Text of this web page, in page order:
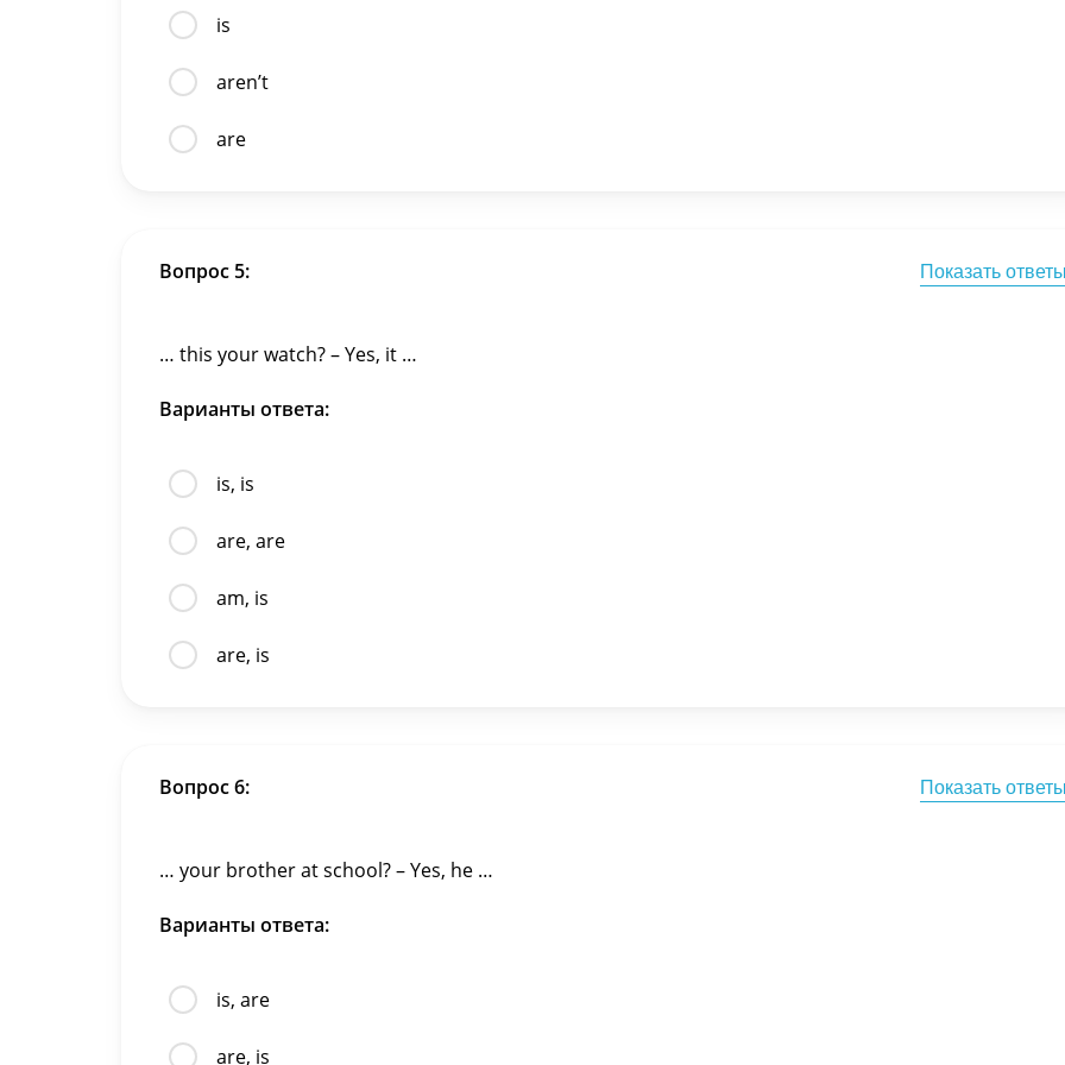
is
aren’t
are
Вопрос 5: Показать
… this your watch? – Yes, it …
Варианты ответа:
is, is
are, are
am, is
are, is
Вопрос 6: Показать
… your brother at school? – Yes, he …
Варианты ответа:
is, are
are, is